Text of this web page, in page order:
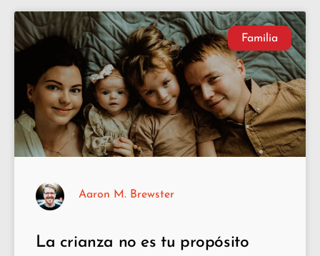
Familia
La crianza no es tu propósito
Aaron M. Brewster